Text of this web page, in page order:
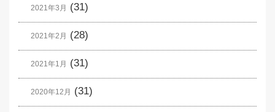
2021年3月 (31)
2021年2月 (28)
2021年1月 (31)
2020年12月 (31)